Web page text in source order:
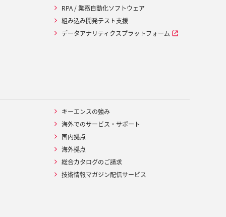
RPA / 業務自動化ソフトウェア
組み込み開発テスト支援
データアナリティクスプラットフォーム
キーエンスの強み
海外でのサービス・サポート
国内拠点
海外拠点
総合カタログのご請求
技術情報マガジン配信サービス